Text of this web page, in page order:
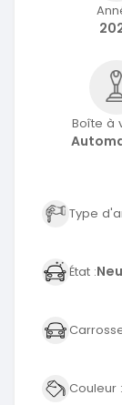
Boîte à
Type
État :
Couleur :